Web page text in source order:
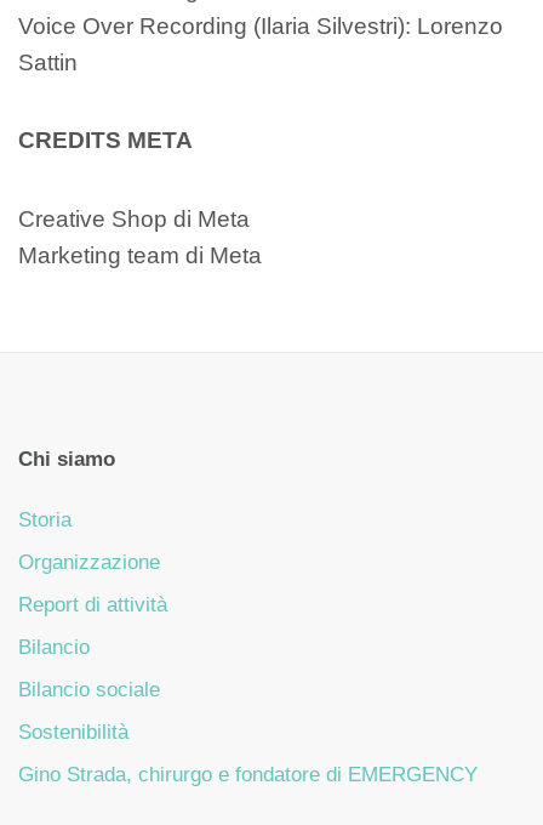
Voice Over Recording (Ilaria Silvestri): Lorenzo
Sattin
CREDITS META
Creative Shop di Meta
Marketing team di Meta
Chi siamo
Storia
Organizzazione
Report di attività
Bilancio
Bilancio sociale
Sostenibilità
Gino Strada, chirurgo e fondatore di EMERGENCY